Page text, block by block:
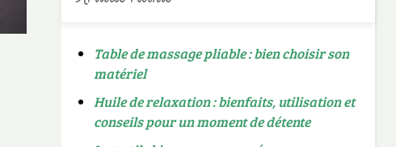
Table de massage pliable : bien choisir son
matériel
Huile de relaxation : bienfaits, utilisation et
conseils pour un moment de détente